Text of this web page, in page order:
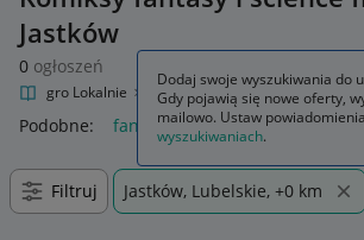
Jastków
0 ogłoszeń
Allegro Lokalnie Kultura i rozrywka Komiksy
Podobne: fantasy science fiction
Filtruj Jastków, Lubelskie, +0 km
Dodaj swoje wyszukiwania do
Gdy pojawią się nowe oferty,
mailowo. Ustaw
wyszukiwaniach.